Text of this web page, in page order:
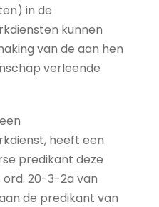
in de
kunnen
van de aan hen
verleende
heeft een
predikant deze
ord. 20-3-2a van
de predikant van